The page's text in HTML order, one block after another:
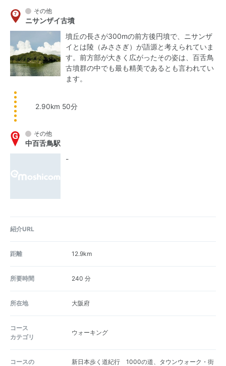
その他
ニサンザイ古墳
墳丘の長さが300mの前方後円墳で、ニサンザ
イとは陵（みささぎ）が語源と考えられていま
す。前方部が大きく広がったその姿は、百舌鳥
古墳群の中でも最も精美であるとも言われてい
ます。
2.90km 50分
その他
中百舌鳥駅
-
紹介URL
距離 12.9km
所要時間 240 分
所在地 大阪府
コース
カテゴリ
ウォーキング
コースの
新日本歩く道紀行 1000の道、タウンウォーク・街